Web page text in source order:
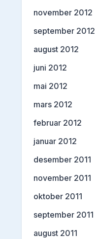
november 2012
september 2012
august 2012
juni 2012
mai 2012
mars 2012
februar 2012
januar 2012
desember 2011
november 2011
oktober 2011
september 2011
august 2011